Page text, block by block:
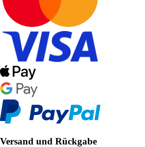
Versand und Rückgabe